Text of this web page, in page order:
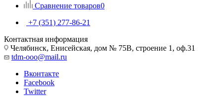
Сравнение товаров0
+7 (351) 277-86-21
Контактная информация
Челябинск, Енисейская, дом № 75В, строение 1, оф.31
tdm-ooo@mail.ru
Вконтакте
Facebook
Twitter